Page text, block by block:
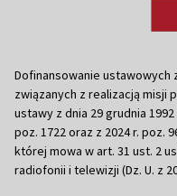
Dofinansowanie ustawowych
związanych z realizacją misji
ustawy z dnia 29 grudnia
poz. 1722 oraz z 2024 r. poz.
której mowa w art. 31 ust. 2
radiofonii i telewizji (Dz. U. z